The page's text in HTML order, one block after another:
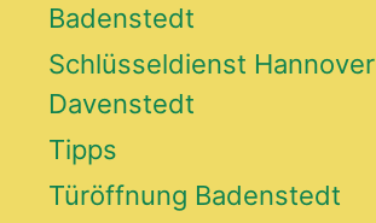
Badenstedt
Schlüsseldienst Hannover
Davenstedt
Tipps
Türöffnung Badenstedt